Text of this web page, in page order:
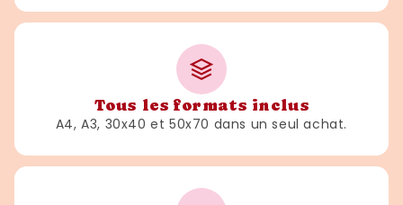
Tous les formats inclus
A4, A3, 30x40 et 50x70 dans un seul achat.